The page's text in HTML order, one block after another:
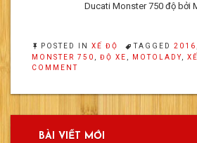
Ducati Monster 750 độ bởi
POSTED IN XẾ ĐỘ TAGGED 2016
MONSTER 750
ĐỘ XE MOTOLADY
COMMENT
ĐỘ
MOTOLADY
BÀI VIẾT MỚI